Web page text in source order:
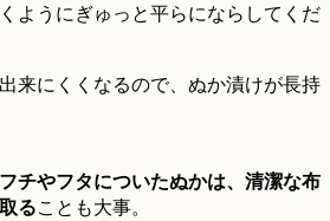
ようにぎゅっと平らにならしてくだ
来にくくなるので、ぬか漬けが長持
チやフタについたぬかは、 清潔な布
ることも大事。